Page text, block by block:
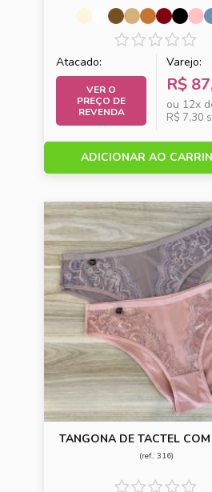
Atacado:
VER O
PREÇO DE
REVENDA
Varejo:
R$
ou 12x
R$ 7,30
ADICIONAR AO
TANGONA DE TACTEL
NA FRENTE
(ref.: 316)